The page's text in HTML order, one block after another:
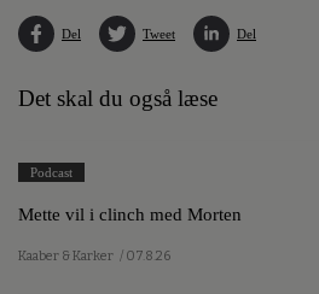
Del Tweet Del
Det skal du også læse
Podcast
Mette vil i clinch med Morten
Kaaber & Karker / 07.8.26